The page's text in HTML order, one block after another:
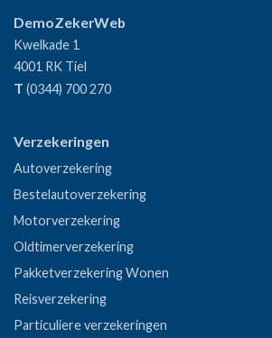
DemoZekerWeb
Kwelkade 1
4001 RK Tiel
T (0344) 700 270
Verzekeringen
Autoverzekering
Bestelautoverzekering
Motorverzekering
Oldtimerverzekering
Pakketverzekering Wonen
Reisverzekering
Particuliere verzekeringen